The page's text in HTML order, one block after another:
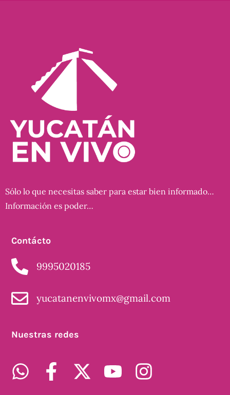
Sólo lo que necesitas saber para estar bien informado…
Información es poder…
Contácto
9995020185
yucatanenvivomx@gmail.com
Nuestras redes